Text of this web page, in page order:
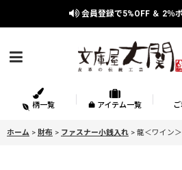
会員登録で5%OFF ＆ 2％
柄一覧 アイテム一覧
ホーム > 財布 > ファスナー小銭入れ > 龍＜ワイン